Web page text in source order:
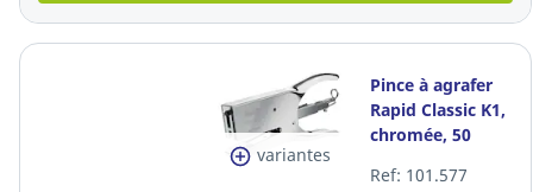
variantes
Pince à agrafer
Rapid Classic K1,
chromée, 50
Ref: 101.577